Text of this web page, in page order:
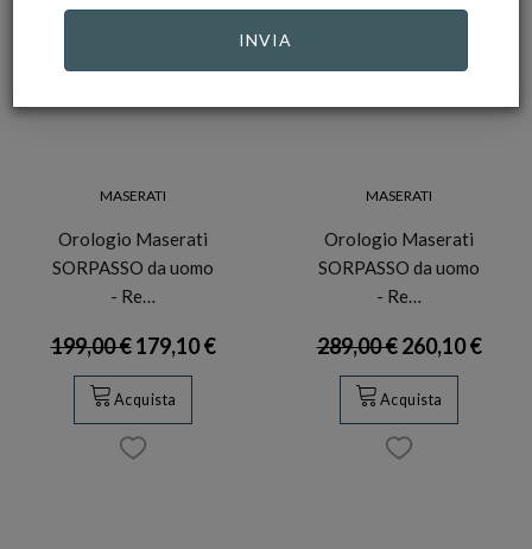
-10%
MASERATI
Orologio Maserati
SORPASSO da uomo
- Re…
199,00 €179,10 €
Acquista
-10%
MASERATI
Orologio Maserati
SORPASSO da uomo
- Re…
289,00 €260,10 €
Acquista
INVIA